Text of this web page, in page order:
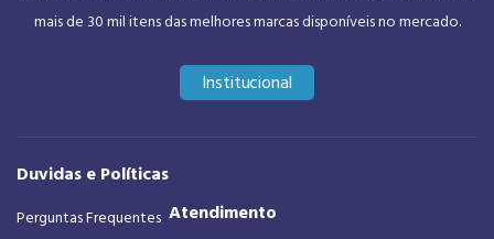
mais de 30 mil itens das melhores marcas disponíveis no mercado.
Institucional
Duvidas e Políticas
Perguntas Frequentes Atendimento